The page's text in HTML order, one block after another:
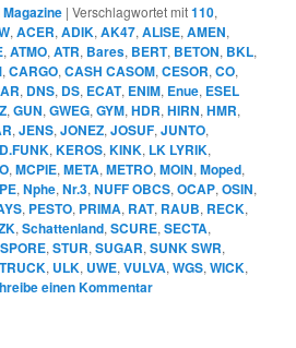
|Verschlagwortet mit110,
,ACER,ADIK,AK47,ALISE,AMEN,
,ATMO,ATR, Bares, BERT, BETON, BKL,
,CARGO,CASH CASOM,CESOR,CO,
, DNS, DS, ECAT, ENIM, Enue, ESEL
,GUN,GWEG,GYM,HDR,HIRN,HMR,
,JENS,JONEZ,JOSUF,JUNTO,
,KEROS,KINK, LK LYRIK,
,MCPIE,META,METRO,MOIN,Moped,
,Nphe,Nr.3,NUFF OBCS,OCAP,OSIN,
, PESTO, PRIMA, RAT, RAUB, RECK,
,Schattenland,SCURE,SECTA,
SPORE,STUR,SUGAR,SUNK SWR,
TRUCK, ULK, UWE,VULVA,WGS,WICK,
einen Kommentar